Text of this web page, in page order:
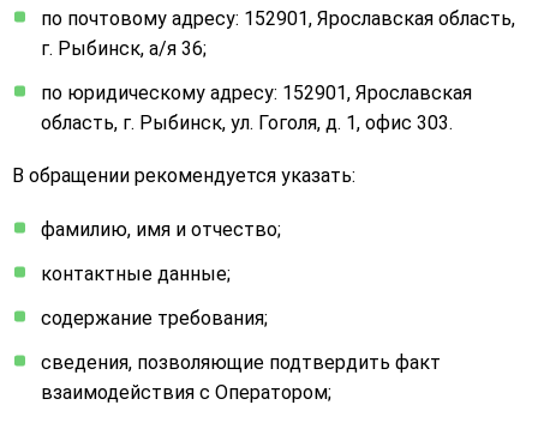
по почтовому адресу: 152901, Ярославская область,
г. Рыбинск, а/я 36;
по юридическому адресу: 152901, Ярославская
область, г. Рыбинск, ул. Гоголя, д. 1, офис 303.
В обращении рекомендуется указать:
фамилию, имя и отчество;
контактные данные;
содержание требования;
сведения, позволяющие подтвердить факт
взаимодействия с Оператором;